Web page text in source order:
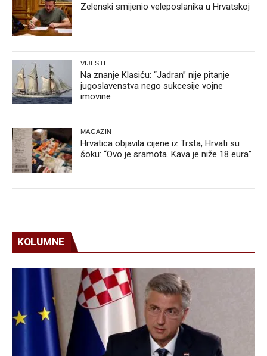
Zelenski smijenio veleposlanika u Hrvatskoj
VIJESTI
Na znanje Klasiću: “Jadran” nije pitanje
jugoslavenstva nego sukcesije vojne
imovine
MAGAZIN
Hrvatica objavila cijene iz Trsta, Hrvati su
šoku: “Ovo je sramota. Kava je niže 18 eura”
KOLUMNE